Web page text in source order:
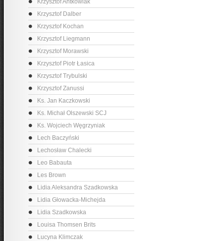
Krzysztof Antkowiak
Krzysztof Dalber
Krzysztof Kochan
Krzysztof Liegmann
Krzysztof Morawski
Krzysztof Piotr Łasica
Krzysztof Trybulski
Krzysztof Zanussi
Ks. Jan Kaczkowski
Ks. Michał Olszewski SCJ
Ks. Wojciech Węgrzyniak
Lech Baczyński
Lechosław Chalecki
Leo Babauta
Les Brown
Lidia Aleksandra Szadkowska
Lidia Głowacka-Michejda
Lidia Szadkowska
Louisa Thomsen Brits
Lucyna Klimczak